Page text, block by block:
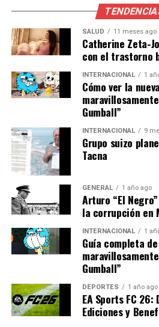
explicó un experto en seguridad
de incidentes subraya la
en el sistema penitenciario para
conflictos.
Implicaciones y
El incidente en Puebla resalta la
implementar medidas más
seguridad en los penales del país.
prometido una investigación
de medidas correctivas para
eventos.
Con la intervención de la Fiscalía
espera que las investigaciones
causas exactas del
responsabilidades
familias de los reos y el personal
viviendo bajo la sombra de la
futuros incidentes.
SALUD 11 meses ago
Catherine Zeta-
con el trastorno
INTERNACIONAL 1
Cómo ver la
Gumball”
INTERNACIONAL 9
Grupo suizo
Tacna
GENERAL 1 año ago
Arturo “El
la corrupción en
INTERNACIONAL 1
Guía completa
Gumball”
DEPORTES 1 año ago
EA Sports FC
Ediciones y